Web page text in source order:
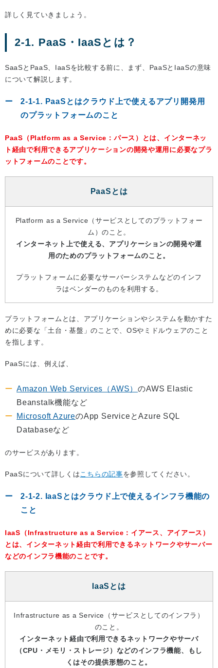
詳しく見ていきましょう。
2-1. PaaS・IaaSとは？
SaaSとPaaS、IaaSを比較する前に、まず、PaaSとIaaSの意味
について解説します。
2-1-1. PaaSとはクラウド上で使えるアプリ開発用
のプラットフォームのこと
PaaS（Platform as a Service：パース）とは、インターネッ
ト経由で利用できるアプリケーションの開発や運用に必要なプラ
ットフォームのことです。
PaaSとは
Platform as a Service（サービスとしてのプラットフォー
ム）のこと。
インターネット上で使える、アプリケーションの開発や運
用のためのプラットフォームのこと。
プラットフォームに必要なサーバーシステムなどのインフ
ラはベンダーのものを利用する。
プラットフォームとは、アプリケーションやシステムを動かすた
めに必要な「土台・基盤」のことで、OSやミドルウェアのこと
を指します。
PaaSには、例えば、
Amazon Web Services（AWS）のAWS Elastic
Beanstalk機能など
Microsoft AzureのApp ServiceとAzure SQL
Databaseなど
のサービスがあります。
PaaSについて詳しくはこちらの記事を参照してください。
2-1-2. IaaSとはクラウド上で使えるインフラ機能の
こと
IaaS（Infrastructure as a Service：イアース、アイアース）
とは、インターネット経由で利用できるネットワークやサーバー
などのインフラ機能のことです。
IaaSとは
Infrastructure as a Service（サービスとしてのインフラ）
のこと。
インターネット経由で利用できるネットワークやサーバ
（CPU・メモリ・ストレージ）などのインフラ機能、もし
くはその提供形態のこと。